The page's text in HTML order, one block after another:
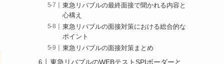
東急リバブルの最終面接で聞かれる内容と
心構え
東急リバブルの面接対策における総合的な
ポイント
東急リバブルの面接対策まとめ
東急リバブルのWEBテストSPIボーダーと